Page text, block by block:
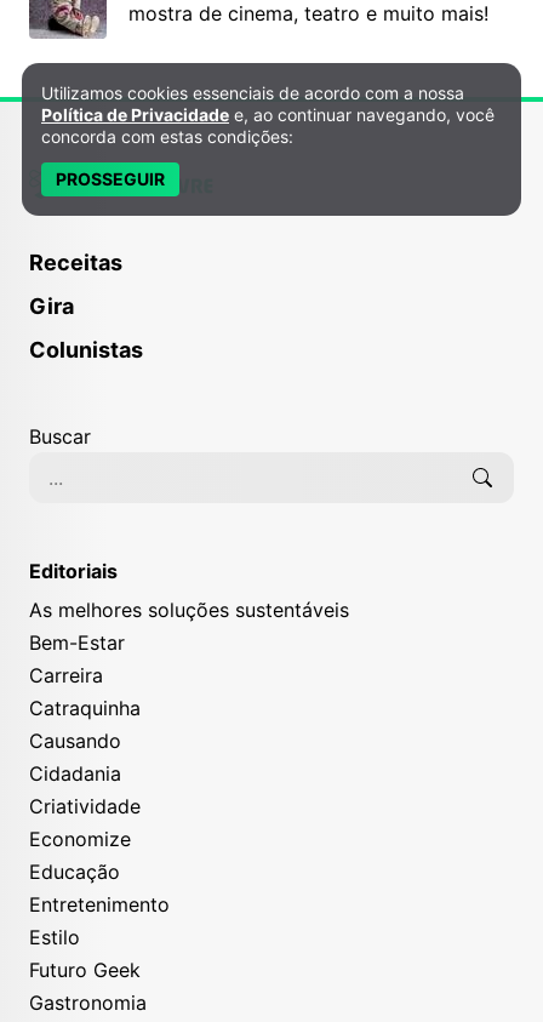
mostra de cinema, teatro e muito mais!
Receitas
Gira
Colunistas
Buscar
Editoriais
As melhores soluções sustentáveis
Bem-Estar
Carreira
Catraquinha
Causando
Cidadania
Criatividade
Economize
Educação
Entretenimento
Estilo
Futuro Geek
Gastronomia
Política de Privacidade e Cookies
Utilizamos cookies essenciais de acordo com a nossa
Política de Privacidade e, ao continuar navegando, você
concorda com estas condições:
PROSSEGUIR